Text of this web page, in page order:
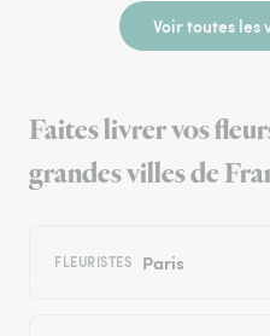
Voir toutes les
Faites livrer vos
grandes villes de
FLEURISTES Paris